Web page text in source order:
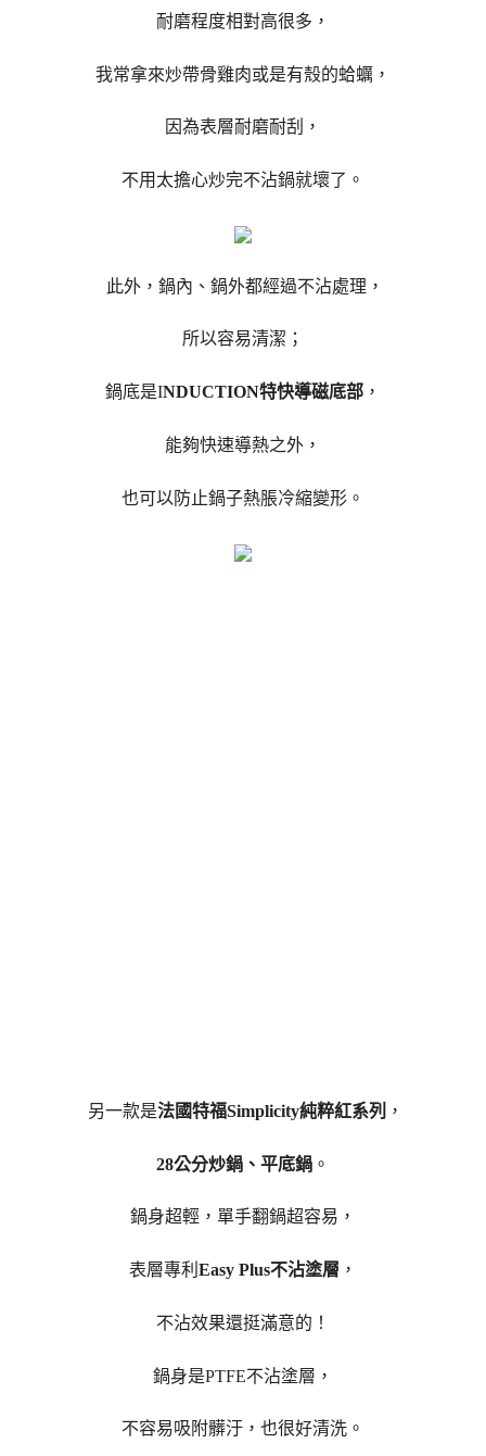
耐磨程度相對高很多，
我常拿來炒帶骨雞肉或是有殼的蛤蠣，
因為表層耐磨耐刮，
不用太擔心炒完不沾鍋就壞了。
此外，鍋內、鍋外都經過不沾處理，
所以容易清潔；
鍋底是INDUCTION特快導磁底部 ，
能夠快速導熱之外，
也可以防止鍋子熱脹冷縮變形。
另一款是法國特福Simplicity純粹紅系列 ，
28公分炒鍋、平底鍋 。
鍋身超輕，單手翻鍋超容易，
表層專利 Easy Plus不沾塗層 ，
不沾效果還挺滿意的！
鍋身是PTFE不沾塗層，
不容易吸附髒汙，也很好清洗。